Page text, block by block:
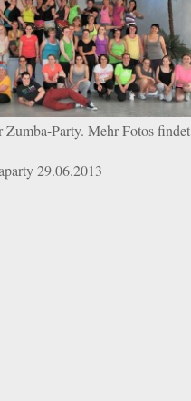
Zumba-Party. Mehr Fotos findet
29.06.2013